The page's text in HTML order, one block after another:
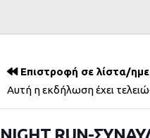
Επιστροφή σε λίστα/
Αυτή η εκδήλωση έχει